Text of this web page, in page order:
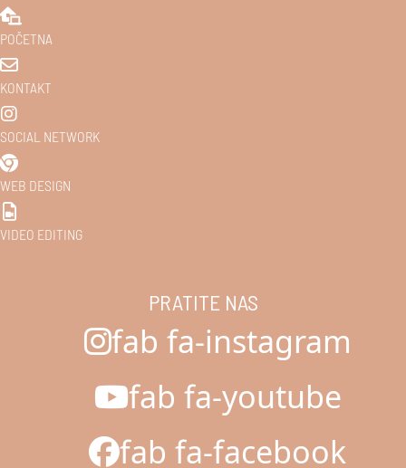
POČETNA
KONTAKT
SOCIAL NETWORK
WEB DESIGN
VIDEO EDITING
PRATITE NAS
fab fa-instagram
fab fa-youtube
fab fa-facebook